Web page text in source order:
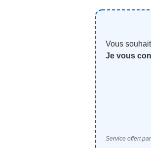
Vous
Je vous
Service offert